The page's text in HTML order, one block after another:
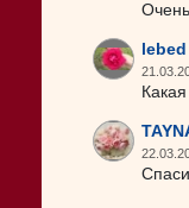
lebed